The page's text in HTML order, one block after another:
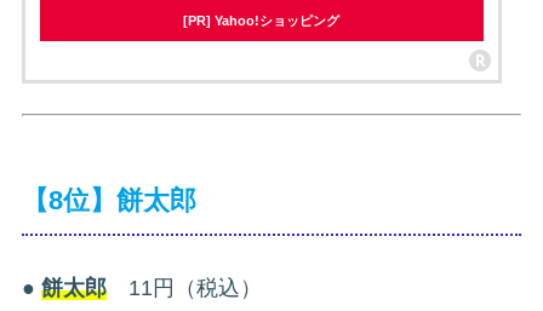
[PR] Yahoo!ショッピング
【8位】餅太郎
● 餅太郎 11円（税込）